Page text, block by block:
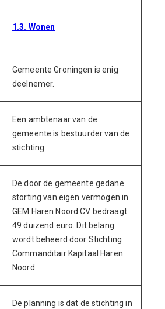
1.3. Wonen
Gemeente Groningen is enig
deelnemer.
Een ambtenaar van de
gemeente is bestuurder van de
stichting.
De door de gemeente gedane
storting van eigen vermogen in
GEM Haren Noord CV bedraagt
49 duizend euro. Dit belang
wordt beheerd door Stichting
Commanditair Kapitaal Haren
Noord.
De planning is dat de stichting in